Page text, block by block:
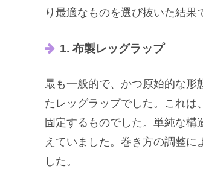
り最適なものを選び抜いた結果
1. 布製レッグラップ
最も一般的で、かつ原始的な形
たレッグラップでした。これは
固定するものでした。単純な
えていました。巻き方の調整
した。